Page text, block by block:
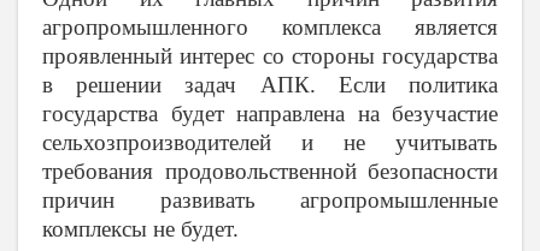
агропромышленного комплекса является
проявленный интерес со стороны государства
в решении задач АПК. Если политика
государства будет направлена на безучастие
сельхозпроизводителей и не учитывать
требования продовольственной безопасности
причин развивать агропромышленные
комплексы не будет.